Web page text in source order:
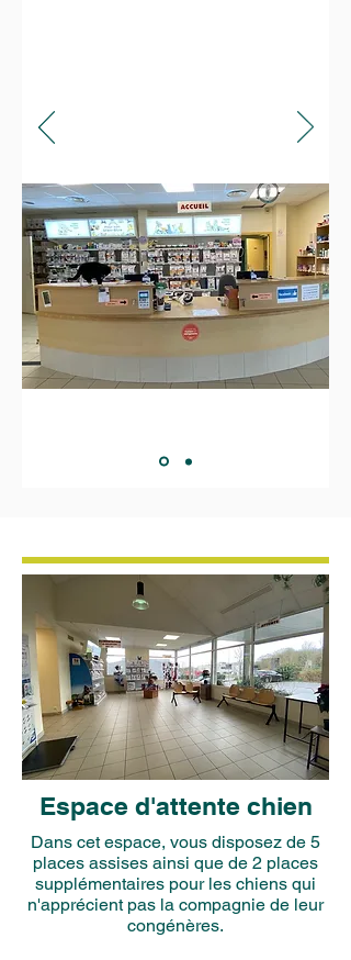
Espace d'attente chien
Dans cet espace, vous disposez de 5
places assises ainsi que de 2 places
supplémentaires pour les chiens qui
n'apprécient pas la compagnie de leur
congénères.